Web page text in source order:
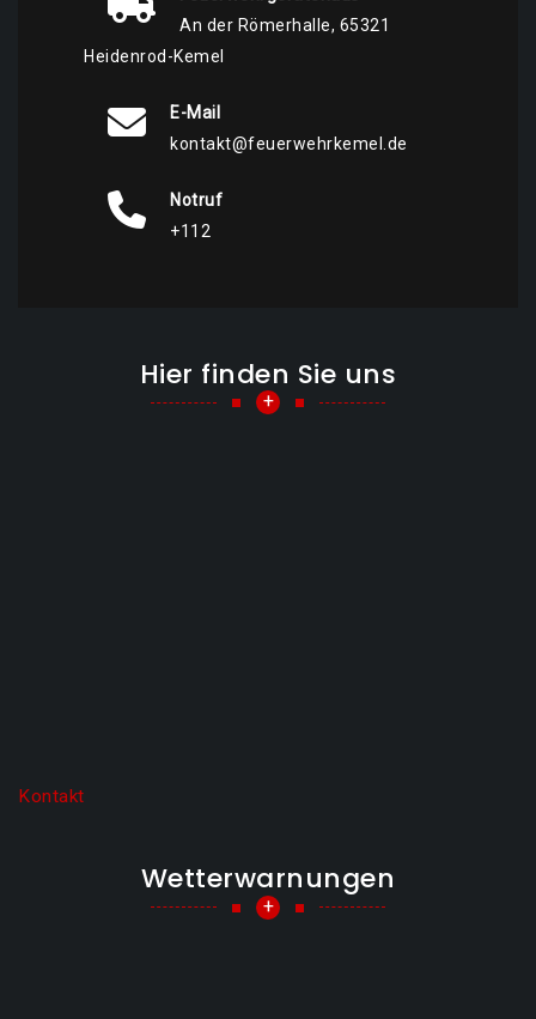
An der Römerhalle, 65321
Heidenrod-Kemel
E-Mail
kontakt@feuerwehrkemel.de
Notruf
+112
Hier finden Sie uns
+
Kontakt
Wetterwarnungen
+